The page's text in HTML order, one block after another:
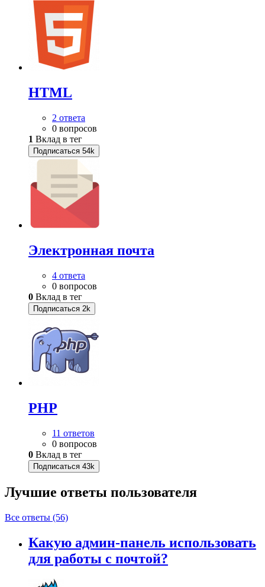
HTML
2 ответа
0 вопросов
1 Вклад в тег
Подписаться 54k
Электронная почта
4 ответа
0 вопросов
0 Вклад в тег
Подписаться 2k
PHP
11 ответов
0 вопросов
0 Вклад в тег
Подписаться 43k
Лучшие ответы пользователя
Все ответы (56)
Какую админ-панель использовать
для работы с почтой?